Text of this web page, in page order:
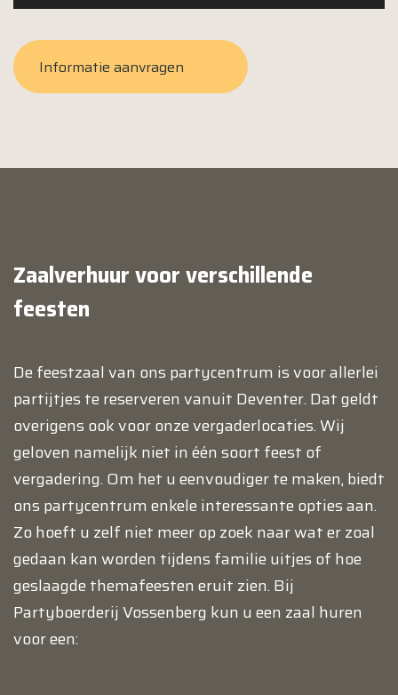
Informatie aanvragen
Zaalverhuur voor verschillende
feesten
De feestzaal van ons partycentrum is voor allerlei
partijtjes te reserveren vanuit Deventer. Dat geldt
overigens ook voor onze vergaderlocaties. Wij
geloven namelijk niet in één soort feest of
vergadering. Om het u eenvoudiger te maken, biedt
ons partycentrum enkele interessante opties aan.
Zo hoeft u zelf niet meer op zoek naar wat er zoal
gedaan kan worden tijdens familie uitjes of hoe
geslaagde themafeesten eruit zien. Bij
Partyboerderij Vossenberg kun u een zaal huren
voor een: